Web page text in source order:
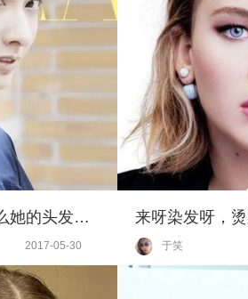
吴昕总染新发色，为什么她的头发就不掉色呢？
2017-05-30 于笑